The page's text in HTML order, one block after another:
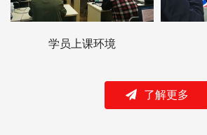
学员上课环境
了解更多